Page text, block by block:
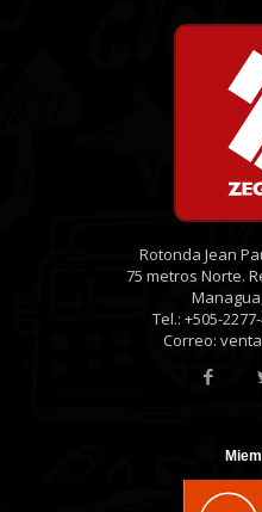
Rotonda Jean
75 metros Norte.
Tel.: +505-
Correo: